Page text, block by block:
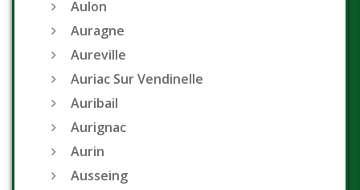
Aulon
Auragne
Aureville
Auriac Sur Vendinelle
Auribail
Aurignac
Aurin
Ausseing